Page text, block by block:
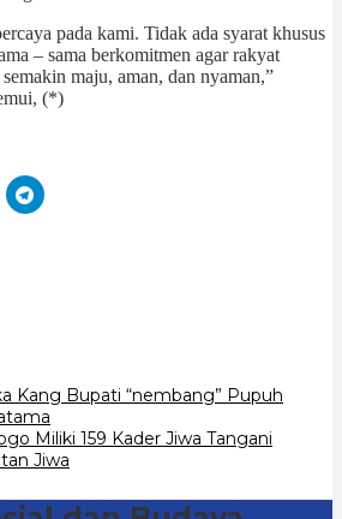
pada kami. Tidak ada syarat khusus
– sama berkomitmen agar rakyat
maju, aman, dan nyaman,”
(*)
Kang Bupati “nembang” Pupuh
Miliki 159 Kader Jiwa Tangani
Jiwa